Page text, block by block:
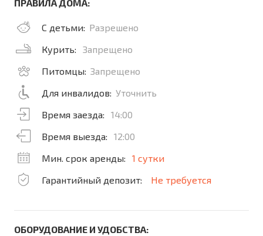
ПРАВИЛА ДОМА:
С детьми: Разрешено
Курить:
Запрещено
Питомцы: Запрещено
Для инвалидов: Уточнить
Время заезда:
14:00
Время выезда:
12:00
Мин. срок аренды:
1 сутки
Гарантийный депозит:
Не требуется
ОБОРУДОВАНИЕ И УДОБСТВА: